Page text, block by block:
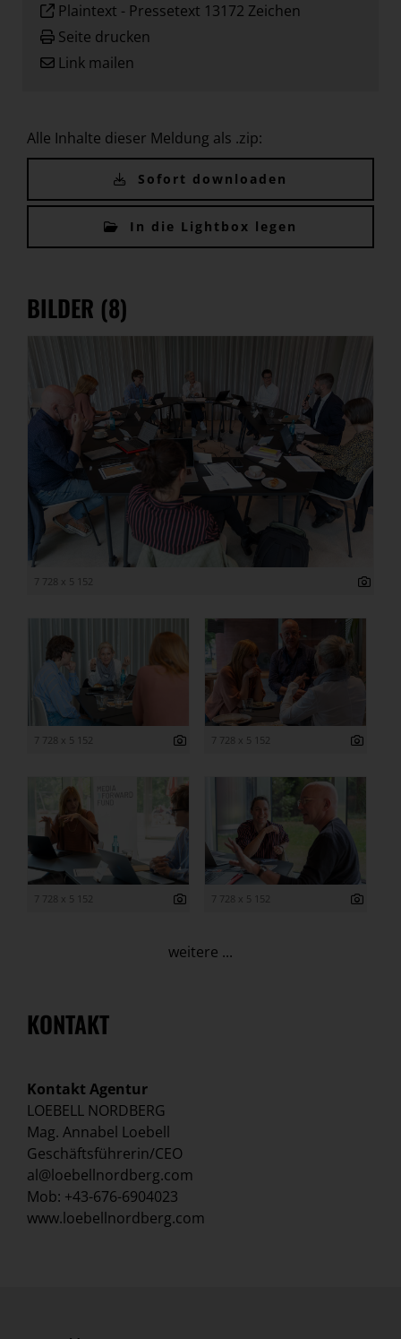
Plaintext - Pressetext 13172 Zeichen
Seite drucken
Link mailen
Alle Inhalte dieser Meldung als .zip:
Sofort downloaden
In die Lightbox legen
BILDER (8)
7 728 x 5 152
7 728 x 5 152 7 728 x 5 152
7 728 x 5 152 7 728 x 5 152
weitere ...
KONTAKT
Kontakt Agentur
LOEBELL NORDBERG
Mag. Annabel Loebell
Geschäftsführerin/CEO
al@loebellnordberg.com
Mob: +43-676-6904023
www.loebellnordberg.com